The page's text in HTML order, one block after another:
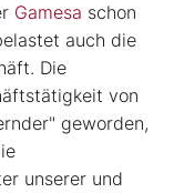
Gamesa schon
auch die
Die
von
geworden,
unserer und